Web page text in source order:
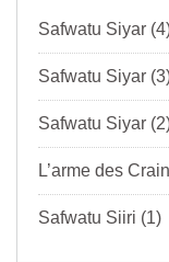
Safwatu Siyar
Safwatu Siyar
Safwatu Siyar
L’arme des
Safwatu Siiri (1)